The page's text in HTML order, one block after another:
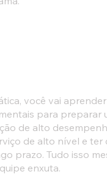
você vai
para preparar
de alto
de alto nível e ter
prazo. Tudo isso
enxuta.